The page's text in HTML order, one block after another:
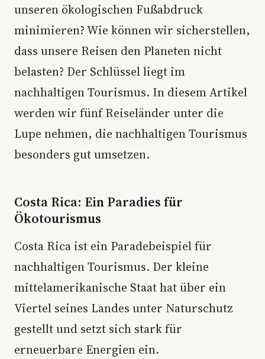
unseren ökologischen Fußabdruck
minimieren? Wie können wir sicherstellen,
dass unsere Reisen den Planeten nicht
belasten? Der Schlüssel liegt im
nachhaltigen Tourismus. In diesem Artikel
werden wir fünf Reiseländer unter die
Lupe nehmen, die nachhaltigen Tourismus
besonders gut umsetzen.
Costa Rica: Ein Paradies für
Ökotourismus
Costa Rica ist ein Paradebeispiel für
nachhaltigen Tourismus. Der kleine
mittelamerikanische Staat hat über ein
Viertel seines Landes unter Naturschutz
gestellt und setzt sich stark für
erneuerbare Energien ein.